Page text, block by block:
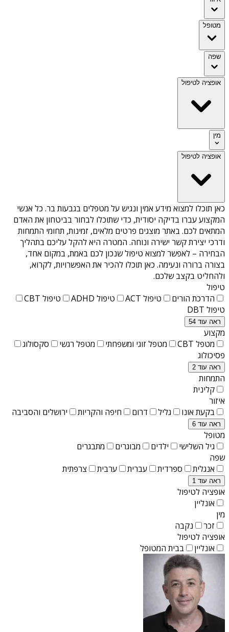
מטופל
שפה
אופציה לטיפול
מין
אופציה לטיפול
כאן תוכלו למצוא מידע אמין ונגיש על מטפלים בגבעות בר. כל אנשי
המקצוע עברו בדיקה יסודית, כדי שתוכלו לבחור בביטחון את האדם
המתאים לכם. באתר מוצגים פרטים מלאים, זמינות, תחומי התמחות
ודרכי יצירת קשר ישירה ונוחה. המטרה היא להקל עליכם בתהליך
הבחירה – לאפשר למצוא טיפול שנכון לכם באמת, במקום אחד,
בצורה ברורה ונעימה. כאן תוכלו להכיר את האפשרויות, לקרוא,
ולהחליט בקצב שלכם.
טיפול
הדרכת הורים
טיפול ACT טיפול ADHD
טיפול CBT
טיפול DBT
ראה עוד 54
מקצוע
מטפל CBT
מטפל זוגי ומשפחתי מטפל רגשי
סקסולוג
פסיכולוג
ראה עוד 2
התמחות
קלינית
איזור
בקעת אונו
גליל דרום חיפה והקריות ירושלים והסביבה
ראה עוד 6
מטופל
גיל השלישי
ילדים מבוגרים
מתבגרים
שפה
אנגלית
ספרדית עברית ערבית צרפתית
ראה עוד 1
אופציה לטיפול
אונליין
מין
זכר
נקבה
אופציה לטיפול
אונליין
בבית המטופל